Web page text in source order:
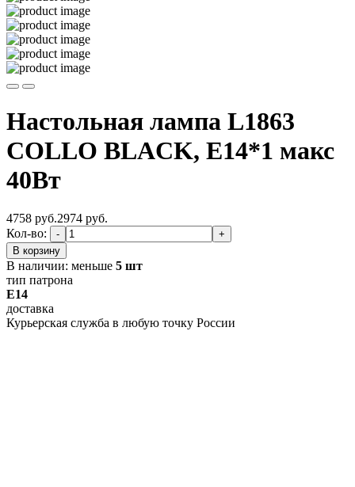
Настольная лампа L1863
COLLO BLACK, Е14*1 макс
40Вт
4758 руб.2974 руб.
Кол-во:
-
+
В корзину
В наличии: меньше 5 шт
тип патрона
E14
доставка
Курьерская служба в любую точку России